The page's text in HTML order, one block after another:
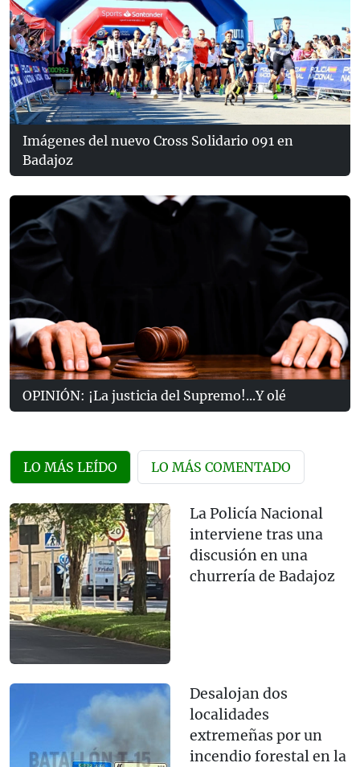
Imágenes del nuevo Cross Solidario 091 en
Badajoz
OPINIÓN: ¡La justicia del Supremo!...Y olé
LO MÁS LEÍDO LO MÁS COMENTADO
La Policía Nacional
interviene tras una
discusión en una
churrería de Badajoz
Desalojan dos
localidades
extremeñas por un
incendio forestal en la